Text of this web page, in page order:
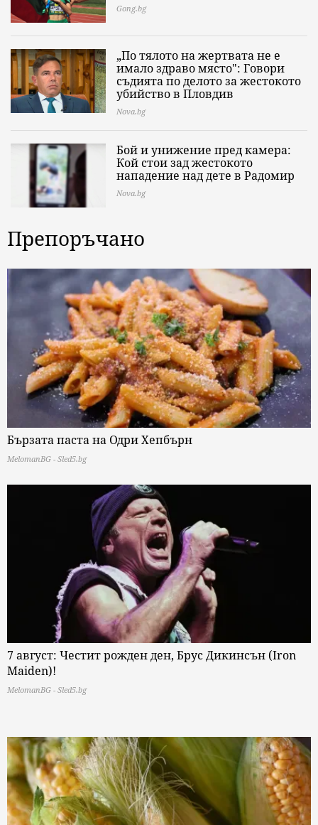
Gong.bg
„По тялото на жертвата не е
имало здраво място": Говори
съдията по делото за жестокото
убийство в Пловдив
Nova.bg
Бой и унижение пред камера:
Кой стои зад жестокото
нападение над дете в Радомир
Nova.bg
Препоръчано
Бързата паста на Одри Хепбърн
MelomanBG - Sled5.bg
7 август: Честит рожден ден, Брус Дикинсън (Iron
Maiden)!
MelomanBG - Sled5.bg